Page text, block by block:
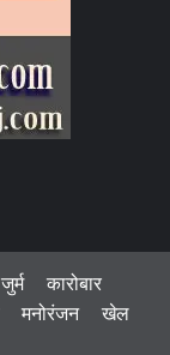
जुर्म
कारोबार
मनोरंजन
खेल